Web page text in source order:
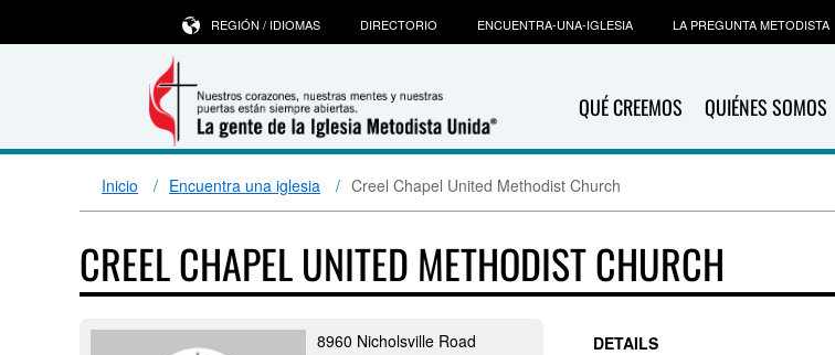
QUÉ CREEMOS QUIÉNES SOMOS
REGIÓN / IDIOMAS DIRECTORIO ENCUENTRA-UNA-IGLESIA LA PREGUNTA METODISTA
Inicio Encuentra una iglesia Creel Chapel United Methodist Church
CREEL CHAPEL UNITED METHODIST CHURCH
8960 Nicholsville Road
DETAILS